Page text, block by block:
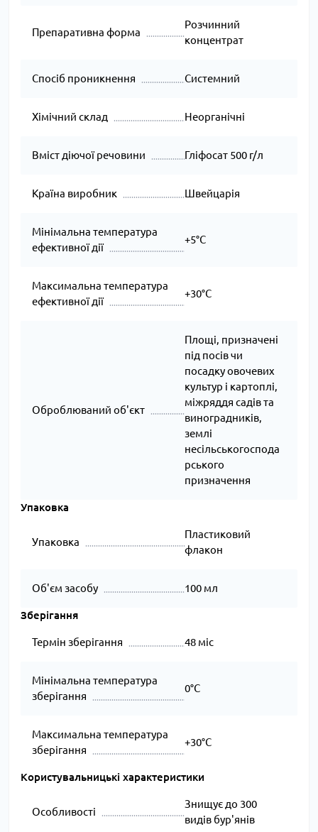
Препаративна форма
Розчинний
концентрат
Спосіб проникнення Системний
Хімічний склад Неорганічні
Вміст діючої речовини Гліфосат 500 г/л
Країна виробник Швейцарія
Мінімальна температура
ефективної дії
+5°C
Максимальна температура
ефективної дії
+30°C
Оброблюваний об'єкт
Площі, призначені
під посів чи
посадку овочевих
культур і картоплі,
міжряддя садів та
виноградників,
землі
несільськогоспода
рського
призначення
Упаковка
Упаковка
Пластиковий
флакон
Об'єм засобу 100 мл
Зберігання
Термін зберігання 48 міс
Мінімальна температура
зберігання
0°C
Максимальна температура
зберігання
+30°C
Користувальницькі характеристики
Особливості
Знищує до 300
видів бур'янів